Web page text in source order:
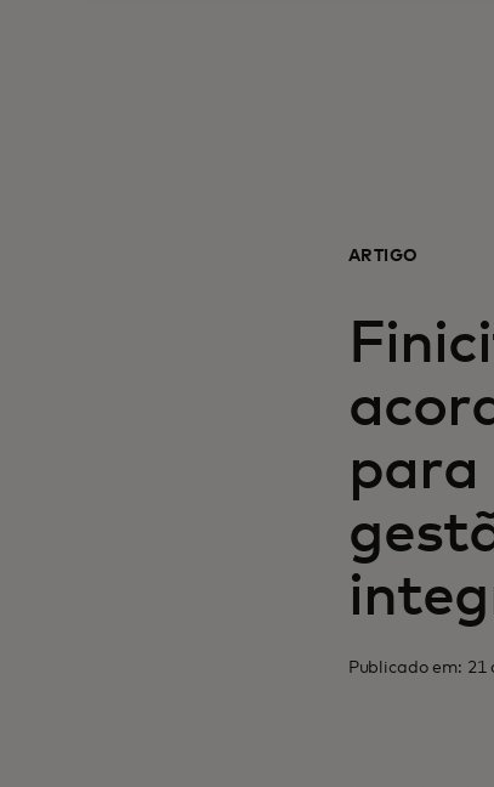
ARTIGO
para
Publicado em: 21